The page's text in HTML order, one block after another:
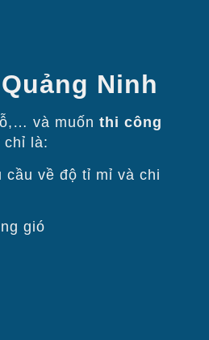
Ninh
và muốn thi công
là:
về độ tỉ mỉ và chi
gió